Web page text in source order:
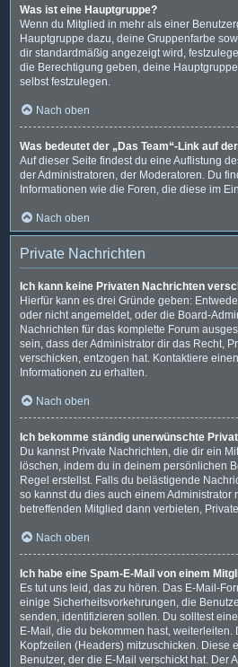
Was ist eine Hauptgruppe?
Wenn du Mitglied in mehr als einer
Hauptgruppe dazu, deine Gruppenfarbe
dir standardmäßig angezeigt wird,
die Berechtigung geben, deine
selbst festzulegen.
Nach oben
Was bedeutet der „Das Team“-Link auf
Auf dieser Seite findest du eine Auflistung
der Administratoren, der Moderatoren. Du
Informationen wie die Foren, die diese im
Nach oben
Private Nachrichten
Ich kann keine Privaten Nachrichten
Hierfür kann es drei Gründe geben:
oder nicht angemeldet, oder die Board-
Nachrichten für das komplette Forum
sein, dass der Administrator dir das Recht,
verschicken, entzogen hat. Kontaktiere
Informationen zu erhalten.
Nach oben
Ich bekomme ständig unerwünschte
Du kannst Private Nachrichten, die dir ein
löschen, indem du in deinem persönlichen
Regel erstellst. Falls du belästigende
so kannst du dies auch einem Administrator
betreffenden Mitglied dann verbieten,
Nach oben
Ich habe eine Spam-E-Mail von einem
Es tut uns leid, das zu hören. Das E-Mail-
einige Sicherheitsvorkehrungen, die
senden, identifizieren sollen. Du solltest
E-Mail, die du bekommen hast,
Kopfzeilen (Headers) mitzuschicken. Diese
Benutzer, der die E-Mail verschickt hat. Der